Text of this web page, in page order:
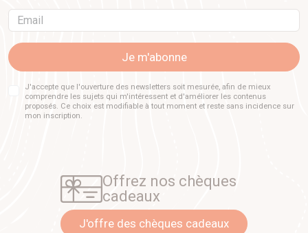
Email
Je m'abonne
J'accepte que l'ouverture des newsletters soit mesurée, afin de mieux
comprendre les sujets qui m'intéressent et d'améliorer les contenus
proposés. Ce choix est modifiable à tout moment et reste sans incidence sur
mon inscription.
Offrez nos chèques
cadeaux
J'offre des chèques cadeaux